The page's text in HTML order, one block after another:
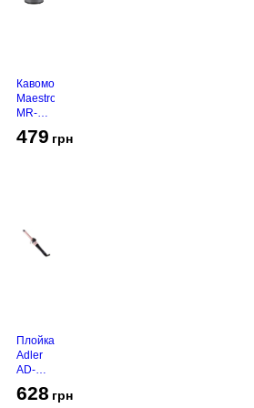
Кавомолка
Maestro
MR-
Grey
479 грн
Плойка
Adler
AD-
628 грн